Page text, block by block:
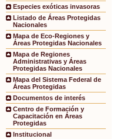
Especies exóticas invasoras
Listado de Áreas Protegidas
Nacionales
Mapa de Eco-Regiones y
Áreas Protegidas Nacionales
Mapa de Regiones
Administrativas y Áreas
Protegidas Nacionales
Mapa del Sistema Federal de
Áreas Protegidas
Documentos de interés
Centro de Formación y
Capacitación en Áreas
Protegidas
Institucional